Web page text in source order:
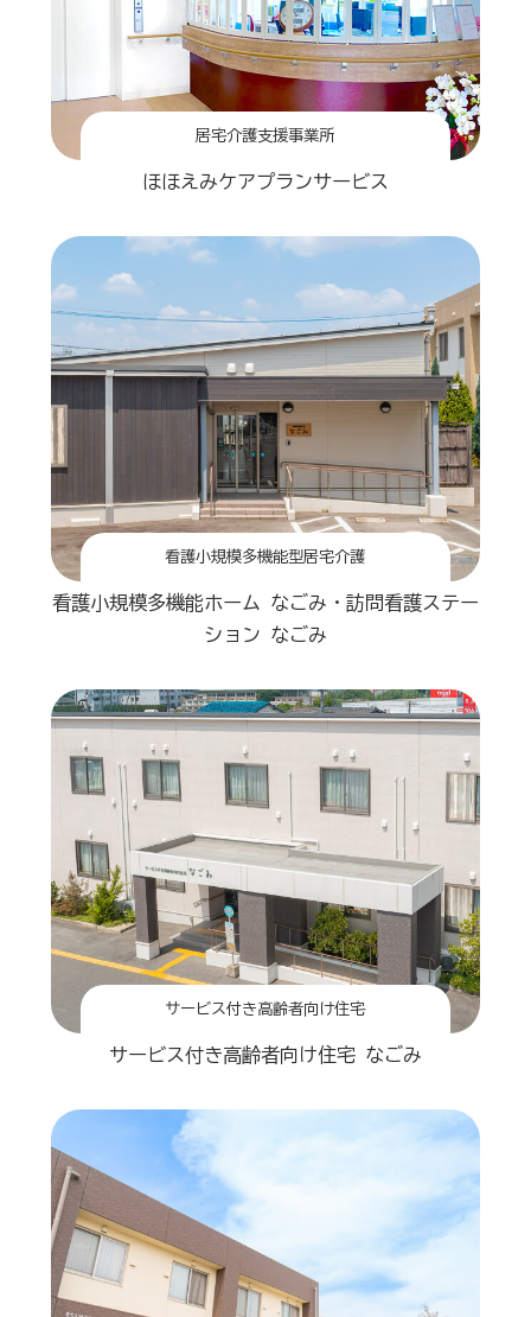
居宅介護支援事業所
ほほえみケアプランサービス
看護小規模多機能型居宅介護
看護小規模多機能ホーム なごみ・訪問看護ステー
ション なごみ
サービス付き高齢者向け住宅
サービス付き高齢者向け住宅 なごみ